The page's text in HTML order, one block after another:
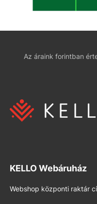
Az áraink forintban
KELLO Webáruház
Webshop központi raktár